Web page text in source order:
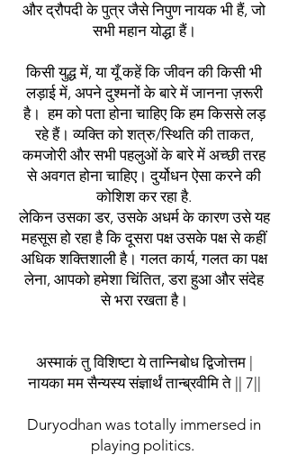
और द्रौपदी के पुत्र जैसे निपुण नायक भी हैं, जो
सभी महान योद्धा हैं।
किसी युद्ध में, या यूँ कहें कि जीवन की किसी भी
लड़ाई में, अपने दुश्मनों के बारे में जानना ज़रूरी
है। हम को पता होना चाहिए कि हम किससे लड़
रहे हैं। व्यक्ति को शत्रु/स्थिति की ताकत,
कमजोरी और सभी पहलुओं के बारे में अच्छी तरह
से अवगत होना चाहिए। दुर्योधन ऐसा करने की
कोशिश कर रहा है.
लेकिन उसका डर, उसके अधर्म के कारण उसे यह
महसूस हो रहा है कि दूसरा पक्ष उसके पक्ष से कहीं
अधिक शक्तिशाली है। गलत कार्य, गलत का पक्ष
लेना, आपको हमेशा चिंतित, डरा हुआ और संदेह
से भरा रखता है।
अस्माकं तु विशिष्टा ये तान्निबोध द्विजोत्तम |
नायका मम सैन्यस्य संज्ञार्थं तान्ब्रवीमि ते || 7||
Duryodhan was totally immersed in
playing politics.